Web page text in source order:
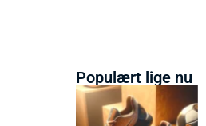
Populært lige nu